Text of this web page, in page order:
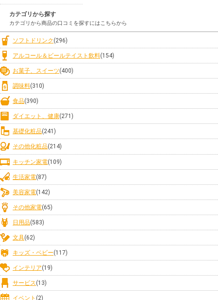
カテゴリから探す
カテゴリから商品の口コミを探すにはこちらから
ソフトドリンク (296)
アルコール＆ビールテイスト飲料(154)
お菓子、スイーツ(400)
調味料(310)
食品(390)
ダイエット、健康(271)
基礎化粧品(241)
その他化粧品(214)
キッチン家電(109)
生活家電(87)
美容家電(142)
その他家電(65)
日用品(583)
文具(62)
キッズ・ベビー(117)
インテリア(19)
サービス(13)
イベント (2)